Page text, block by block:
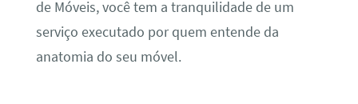
de Móveis, você tem a tranquilidade de um
serviço executado por quem entende da
anatomia do seu móvel.